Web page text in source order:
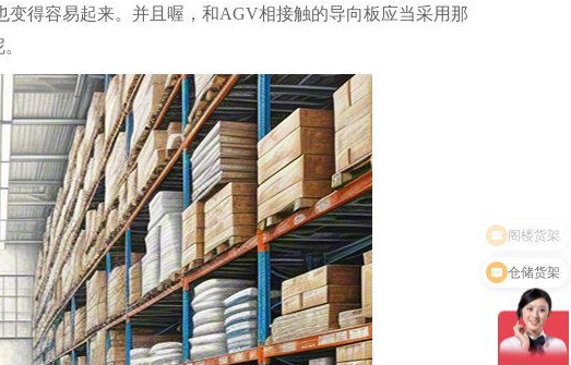
变得容易起来。并且喔，和AGV相接触的导向板应当采用那
仓储货架